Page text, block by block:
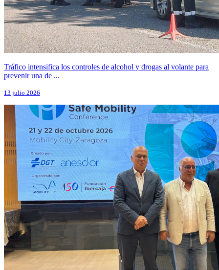
Tráfico intensifica los controles de alcohol y drogas al volante para
prevenir una de ...
13 julio 2026